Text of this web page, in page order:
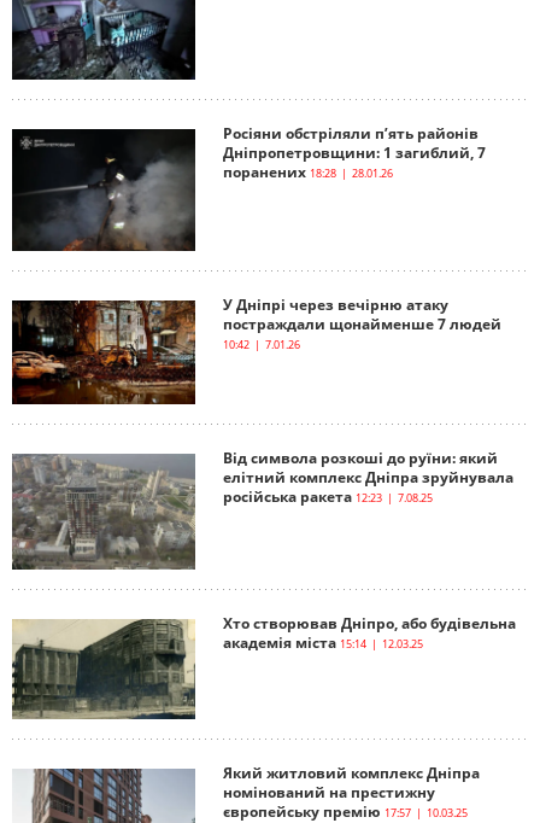
Росіяни обстріляли п’ять районів
Дніпропетровщини: 1 загиблий, 7
поранених 18:28 | 28.01.26
У Дніпрі через вечірню атаку
постраждали щонайменше 7 людей
10:42 | 7.01.26
Від символа розкоші до руїни: який
елітний комплекс Дніпра зруйнувала
російська ракета 12:23 | 7.08.25
Хто створював Дніпро, або будівельна
академія міста 15:14 | 12.03.25
Який житловий комплекс Дніпра
номінований на престижну
європейську премію 17:57 | 10.03.25